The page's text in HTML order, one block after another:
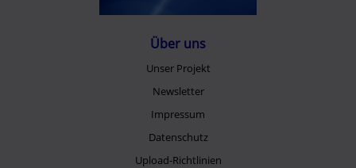
Über uns
Unser Projekt
Newsletter
Impressum
Datenschutz
Upload-Richtlinien